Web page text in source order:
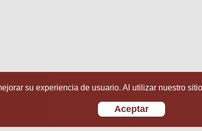
su experiencia de usuario. Al utilizar nuestro
Aceptar